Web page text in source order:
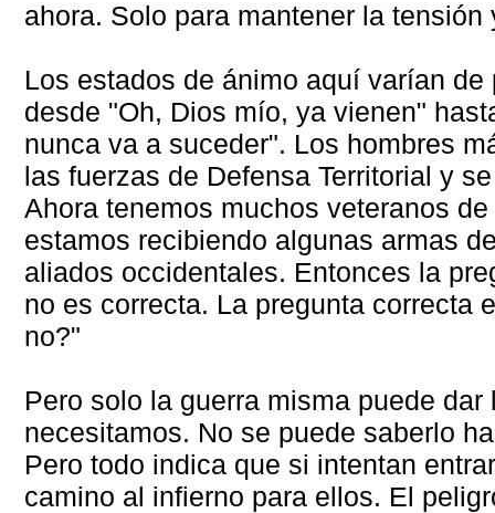
ahora. Solo para mantener la tensión
Los estados de ánimo aquí varían de
desde "Oh, Dios mío, ya vienen"
nunca va a suceder". Los hombres
las fuerzas de Defensa Territorial y
Ahora tenemos muchos veteranos
estamos recibiendo algunas armas
aliados occidentales. Entonces la
no es correcta. La pregunta correcta
no?"
Pero solo la guerra misma puede dar
necesitamos. No se puede saberlo
Pero todo indica que si intentan
camino al infierno para ellos. El